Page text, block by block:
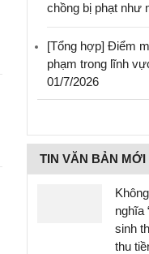
chồng bị phạt như
[Tổng hợp] Điểm
phạm trong lĩnh
01/7/2026
TIN VĂN BẢN MỚI
nghĩa
sinh
thu